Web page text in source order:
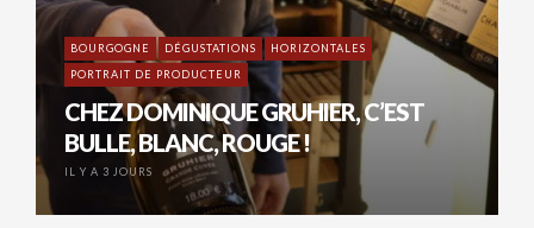
BOURGOGNE DÉGUSTATIONS
HORIZONTALES
PORTRAIT DE PRODUCTEUR
CHEZ DOMINIQUE GRUHIER, C’EST
BULLE, BLANC, ROUGE !
IL Y A 3 JOURS